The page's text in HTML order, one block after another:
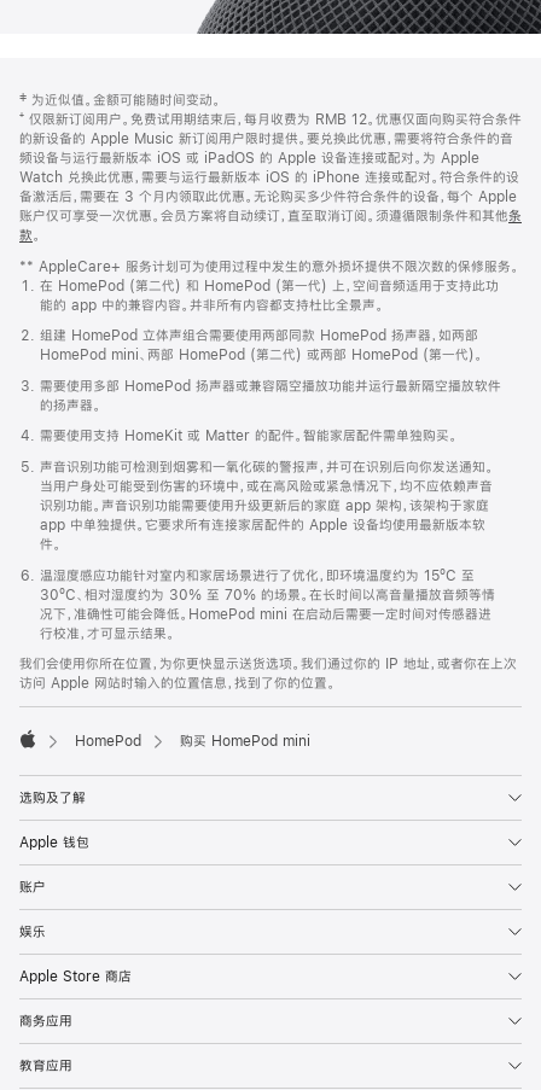
页
页
脚
注
‡ 为近似值。金额可能随时间变动。
⁺ 仅限新订阅用户。免费试用期结束后，每月收费为 RMB 12。优惠仅面向购买符合条件
的新设备的 Apple Music 新订阅用户限时提供。要兑换此优惠，需要将符合条件的音
频设备与运行最新版本 iOS 或 iPadOS 的 Apple 设备连接或配对。为 Apple
Watch 兑换此优惠，需要与运行最新版本 iOS 的 iPhone 连接或配对。符合条件的设
备激活后，需要在 3 个月内领取此优惠。无论购买多少件符合条件的设备，每个 Apple
账户仅可享受一次优惠。会员方案将自动续订，直至取消订阅。须遵循限制条件和其他条
款。
窗
口
中
打
开)
** AppleCare+ 服务计划可为使用过程中发生的意外损坏提供不限次数的保修服务。
在 HomePod (第二代) 和 HomePod (第一代) 上，空间音频适用于支持此功
能的 app 中的兼容内容。并非所有内容都支持杜比全景声。
组建 HomePod 立体声组合需要使用两部同款 HomePod 扬声器，如两部
HomePod mini、两部 HomePod (第二代) 或两部 HomePod (第一代)。
需要使用多部 HomePod 扬声器或兼容隔空播放功能并运行最新隔空播放软件
的扬声器。
需要使用支持 HomeKit 或 Matter 的配件。智能家居配件需单独购买。
声音识别功能可检测到烟雾和一氧化碳的警报声，并可在识别后向你发送通知。
当用户身处可能受到伤害的环境中，或在高风险或紧急情况下，均不应依赖声音
识别功能。声音识别功能需要使用升级更新后的家庭 app 架构，该架构于家庭
app 中单独提供。它要求所有连接家居配件的 Apple 设备均使用最新版本软
件。
温湿度感应功能针对室内和家居场景进行了优化，即环境温度约为 15ºC 至
30ºC、相对湿度约为 30% 至 70% 的场景。在长时间以高音量播放音频等情
况下，准确性可能会降低。HomePod mini 在启动后需要一定时间对传感器进
行校准，才可显示结果。
我们会使用你所在位置，为你更快显示送货选项。我们通过你的 IP 地址，或者你在上次
访问 Apple 网站时输入的位置信息，找到了你的位置。
HomePod 购买 HomePod mini
选购及了解
Apple 钱包
账户
娱乐
Apple Store 商店
商务应用
教育应用